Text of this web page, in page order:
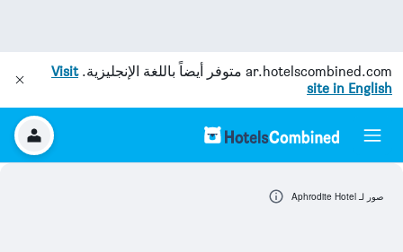
ar.hotelscombined.com متوفر أيضاً باللغة الإنجليزية.Visit
site in English
صور لـ Aphrodite Hotel